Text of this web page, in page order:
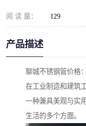
阅 读 量： 129
产品描述
聊城不锈钢管价格
在工业制造和建筑
一种兼具美观与实
生活的多个方面。